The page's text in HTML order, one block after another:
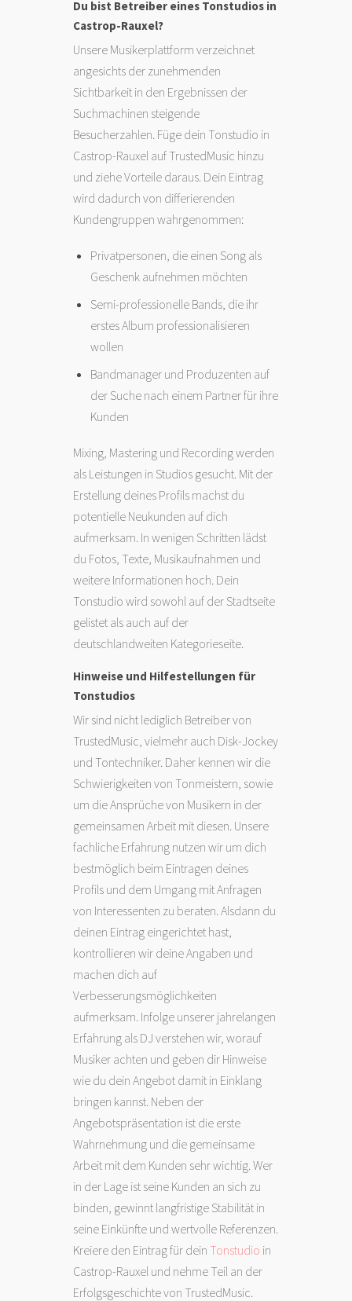
Du bist Betreiber eines Tonstudios in
Castrop-Rauxel?
Unsere Musikerplattform verzeichnet
angesichts der zunehmenden
Sichtbarkeit in den Ergebnissen der
Suchmachinen steigende
Besucherzahlen. Füge dein Tonstudio in
Castrop-Rauxel auf TrustedMusic hinzu
und ziehe Vorteile daraus. Dein Eintrag
wird dadurch von differierenden
Kundengruppen wahrgenommen:
Privatpersonen, die einen Song als
Geschenk aufnehmen möchten
Semi-professionelle Bands, die ihr
erstes Album professionalisieren
wollen
Bandmanager und Produzenten auf
der Suche nach einem Partner für ihre
Kunden
Mixing, Mastering und Recording werden
als Leistungen in Studios gesucht. Mit der
Erstellung deines Profils machst du
potentielle Neukunden auf dich
aufmerksam. In wenigen Schritten lädst
du Fotos, Texte, Musikaufnahmen und
weitere Informationen hoch. Dein
Tonstudio wird sowohl auf der Stadtseite
gelistet als auch auf der
deutschlandweiten Kategorieseite.
Hinweise und Hilfestellungen für
Tonstudios
Wir sind nicht lediglich Betreiber von
TrustedMusic, vielmehr auch Disk-Jockey
und Tontechniker. Daher kennen wir die
Schwierigkeiten von Tonmeistern, sowie
um die Ansprüche von Musikern in der
gemeinsamen Arbeit mit diesen. Unsere
fachliche Erfahrung nutzen wir um dich
bestmöglich beim Eintragen deines
Profils und dem Umgang mit Anfragen
von Interessenten zu beraten. Alsdann du
deinen Eintrag eingerichtet hast,
kontrollieren wir deine Angaben und
machen dich auf
Verbesserungsmöglichkeiten
aufmerksam. Infolge unserer jahrelangen
Erfahrung als DJ verstehen wir, worauf
Musiker achten und geben dir Hinweise
wie du dein Angebot damit in Einklang
bringen kannst. Neben der
Angebotspräsentation ist die erste
Wahrnehmung und die gemeinsame
Arbeit mit dem Kunden sehr wichtig. Wer
in der Lage ist seine Kunden an sich zu
binden, gewinnt langfristige Stabilität in
seine Einkünfte und wertvolle Referenzen.
Kreiere den Eintrag für dein Tonstudio in
Castrop-Rauxel und nehme Teil an der
Erfolgsgeschichte von TrustedMusic.